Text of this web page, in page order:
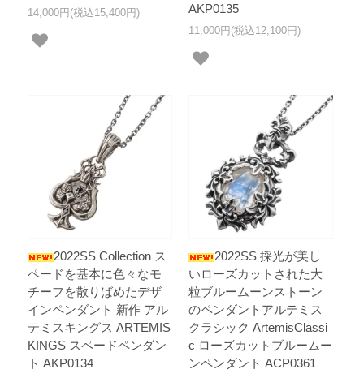
14,000円(税込15,400円)
AKP0135
11,000円(税込12,100円)
2022SS Collection ス
ペードを基本に色々なモ
チーフを散りばめたデザ
インペンダント 新作 アル
テミスキングス ARTEMIS
KINGS スペードペンダン
ト AKP0134
2022SS 採光が美し
いローズカットされた大
粒ブルームーンストーン
のペンダントアルテミス
クラシック ArtemisClassi
c ローズカットブルームー
ンペンダント ACP0361